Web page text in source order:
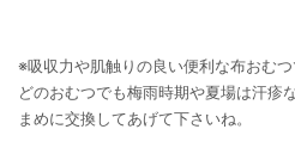
※吸収力や肌触りの良い便利な布おむつ
どのおむつでも梅雨時期や夏場は汗疹
まめに交換してあげて下さいね。